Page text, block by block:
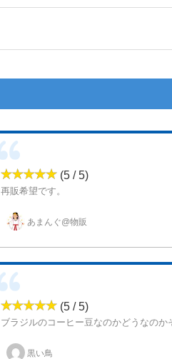
(5 / 5)
再販希望です。
その辺の甘いコーヒーリキッドとは格
あまんぐ@物販
(5 / 5)
環境によっても味が変わってくるのでそこも
黒い鳥